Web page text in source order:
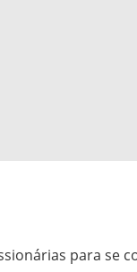
para se